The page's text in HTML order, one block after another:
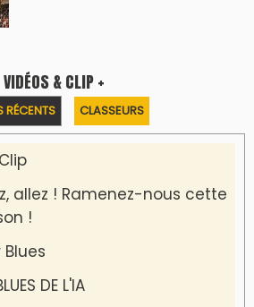
VIDÉOS & CLIP +
RÉCENTS CLASSEURS
دِيمَا المَغرِب Clip
allez ! Ramenez-nous cette
!
Blues
DE L'IA